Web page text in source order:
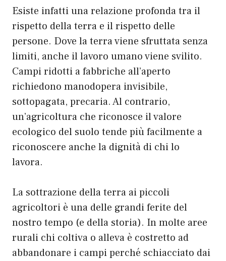
Esiste infatti una relazione profonda tra il
rispetto della terra e il rispetto delle
persone. Dove la terra viene sfruttata senza
limiti, anche il lavoro umano viene svilito.
Campi ridotti a fabbriche all’aperto
richiedono manodopera invisibile,
sottopagata, precaria. Al contrario,
un’agricoltura che riconosce il valore
ecologico del suolo tende più facilmente a
riconoscere anche la dignità di chi lo
lavora.
La sottrazione della terra ai piccoli
agricoltori è una delle grandi ferite del
nostro tempo (e della storia). In molte aree
rurali chi coltiva o alleva è costretto ad
abbandonare i campi perché schiacciato dai